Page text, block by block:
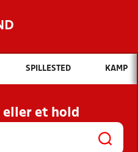
Hvad vil du søge efter?
OG NYHEDER
KLUBBER OG
SPILLESTED KAMP
eller et hold